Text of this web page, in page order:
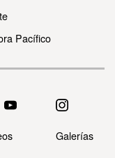
Pacífico
Galerías